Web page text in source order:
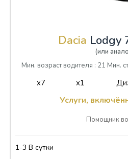
Dacia Lodgy
(или
Мин. возраст водителя : 21 Мин.
x7 x1
Услуги,
Помощник
1-3 В сутки